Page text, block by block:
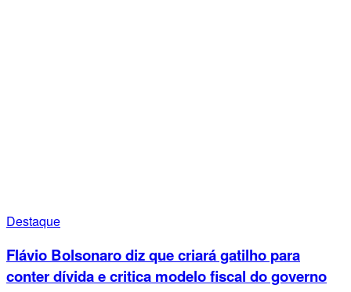
Destaque
Flávio Bolsonaro diz que criará gatilho para
conter dívida e critica modelo fiscal do governo